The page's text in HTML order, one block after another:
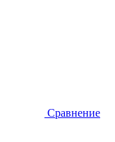
Сравнение